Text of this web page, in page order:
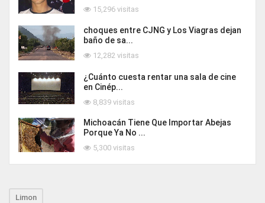
15,296 visitas
choques entre CJNG y Los Viagras dejan
baño de sa...
12,282 visitas
¿Cuánto cuesta rentar una sala de cine
en Cinép...
8,839 visitas
Michoacán Tiene Que Importar Abejas
Porque Ya No ...
5,300 visitas
Limon